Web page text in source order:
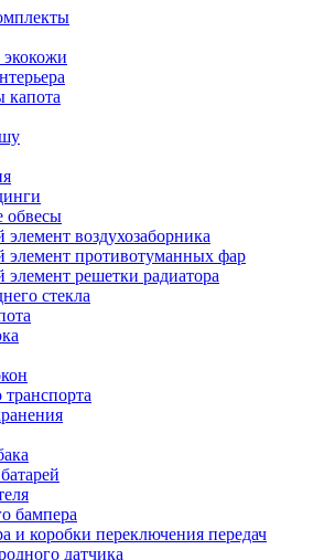
капота
обвесы
воздухозаборника
элемент противотуманных фар
элемент решетки радиатора
стекла
транспорта
бампера
и коробки переключения передач
датчика